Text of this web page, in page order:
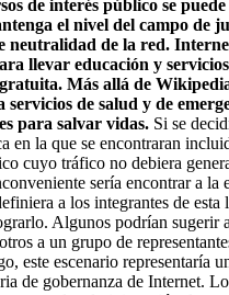
de interés público se
el nivel del campo de
neutralidad de la red.
llevar educación y
Más allá de
servicios de salud y de
para salvar vidas. Si se
en la que se encontraran
cuyo tráfico no debiera
sería encontrar a la
a los integrantes de esta
Algunos podrían sugerir
a un grupo de
este escenario representaría
de gobernanza de Internet.